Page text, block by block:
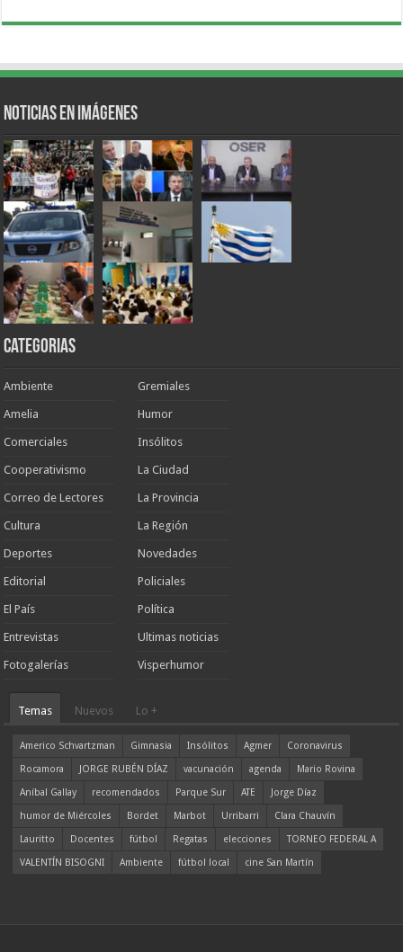
Noticias en Imágenes
Categorias
Ambiente
Amelia
Comerciales
Cooperativismo
Correo de Lectores
Cultura
Deportes
Editorial
El País
Entrevistas
Fotogalerías
Gremiales
Humor
Insólitos
La Ciudad
La Provincia
La Región
Novedades
Policiales
Política
Ultimas noticias
Visperhumor
Temas Nuevos Lo +
Americo Schvartzman Gimnasia Insólitos Agmer
Coronavirus
Rocamora
JORGE RUBÉN DÍAZ vacunación agenda
Mario Rovina
Aníbal Gallay
recomendados Parque Sur ATE
Jorge Díaz
humor de Miércoles
Bordet Marbot Urribarri
Clara Chauvín
Lauritto
Docentes fútbol Regatas elecciones
TORNEO FEDERAL A
VALENTÍN BISOGNI
Ambiente fútbol local cine San Martín